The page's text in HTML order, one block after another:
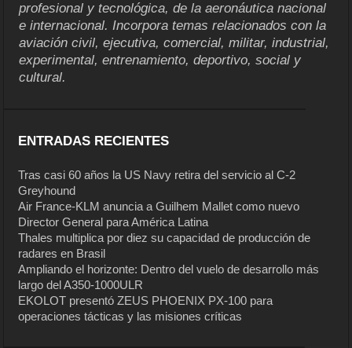
profesional y tecnológica, de la aeronáutica nacional
e internacional. Incorpora temas relacionados con la
aviación civil, ejecutiva, comercial, militar, industrial,
experimental, entrenamiento, deportivo, social y
cultural.
ENTRADAS RECIENTES
Tras casi 60 años la US Navy retira del servicio al C-2
Greyhound
Air France-KLM anuncia a Guilhem Mallet como nuevo
Director General para América Latina
Thales multiplica por diez su capacidad de producción de
radares en Brasil
Ampliando el horizonte: Dentro del vuelo de desarrollo más
largo del A350-1000ULR
EKOLOT presentó ZEUS PHOENIX PX-100 para
operaciones tácticas y las misiones críticas